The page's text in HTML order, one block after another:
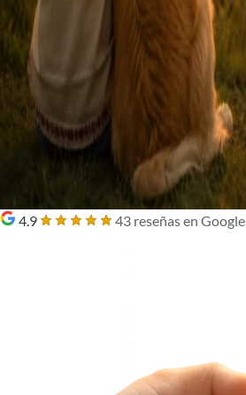
4.9 43 reseñas en Google